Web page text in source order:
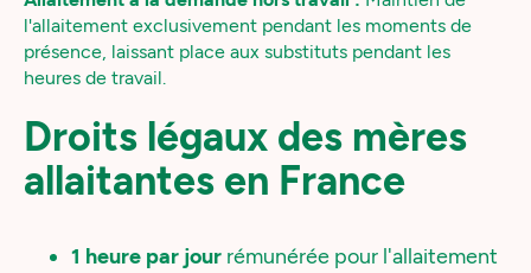
l'allaitement exclusivement pendant les moments de
présence, laissant place aux substituts pendant les
heures de travail.
Droits légaux des mères
allaitantes en France
1 heure par jour rémunérée pour l'allaitement